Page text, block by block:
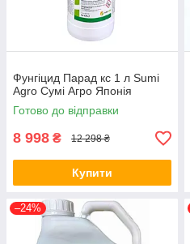
Фунгіцид Парад кс 1 л Sumi
Agro Сумі Агро Японія
Готово до відправки
8 998 ₴ 12 298 ₴
Купити
–24%